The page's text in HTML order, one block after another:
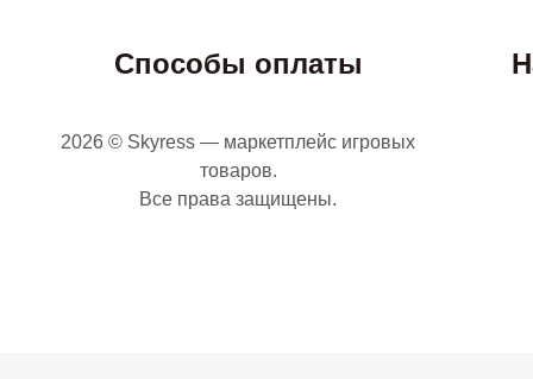
Способы оплаты
2026 © Skyress — маркетплейс игровых
товаров.
Все права защищены.